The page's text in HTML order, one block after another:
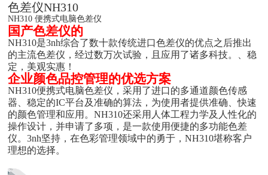
色差仪NH310
NH310 便携式电脑色差仪
国产色差仪的
NH310是3nh综合了数十款传统进口色差仪的优点之后推出
的主流色差仪，经过数万次试验，且应用了诸多科技。、稳
定，美观实惠！
企业颜色品控管理的优选方案
NH310便携式电脑色差仪，采用了进口的多通道颜色传感
器、稳定的IC平台及准确的算法，为使用者提供准确、快速
的颜色管理和应用。NH310还采用人体工程力学及人性化的
操作设计，并申请了多项，是一款使用便捷的多功能色差
仪。3nh坚持，在色彩管理领域中的勇于，NH310堪称客户
理想的选择。